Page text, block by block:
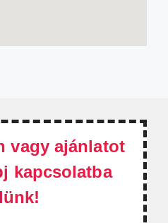
vagy ajánlatot
kapcsolatba